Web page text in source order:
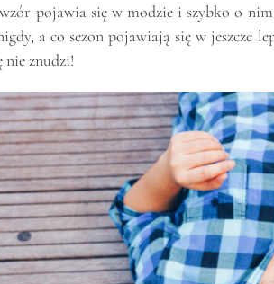
pojawia się w modzie i szybko o
a co sezon pojawiają się w jeszcze
nie znudzi!